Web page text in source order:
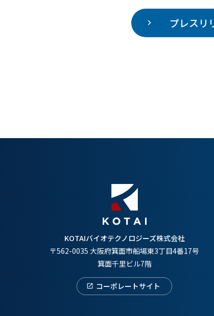
プレスリ
KOTAIバイオテクノロジーズ株式会社
〒562-0035 大阪府箕面市船場東3丁目4番17号
箕面千里ビル7階
コーポレートサイト